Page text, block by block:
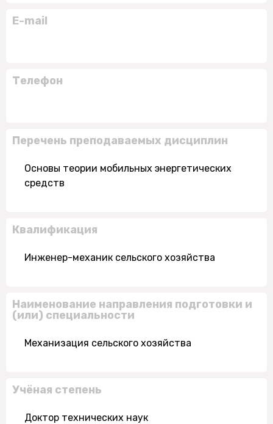
E-mail
Телефон
Перечень преподаваемых дисциплин
Основы теории мобильных энергетических
средств
Квалификация
Инженер-механик сельского хозяйства
Наименование направления подготовки и
(или) специальности
Механизация сельского хозяйства
Учёная степень
Доктор технических наук